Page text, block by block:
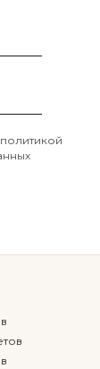
политикой